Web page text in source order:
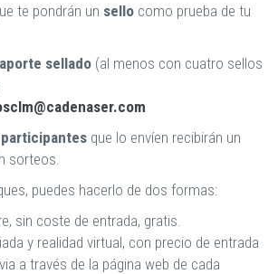
te pondrán un sello como prueba de tu
sellado (al menos con cuatro sellos
que lo envíen recibirán un
sorteos.
puedes hacerlo de dos formas:
sin coste de entrada, gratis.
y realidad virtual, con precio de entrada
a través de la página web de cada